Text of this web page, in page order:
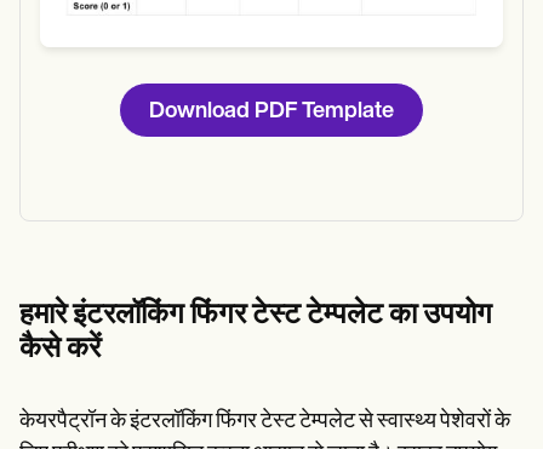
Download PDF Template
हमारे इंटरलॉकिंग फिंगर टेस्ट टेम्पलेट का उपयोग
कैसे करें
केयरपैट्रॉन के इंटरलॉकिंग फिंगर टेस्ट टेम्पलेट से स्वास्थ्य पेशेवरों के